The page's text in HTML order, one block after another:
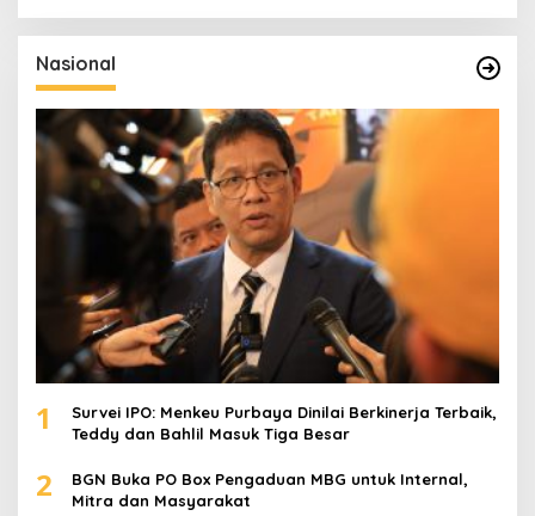
i
u
n
t
k
:
Nasional
1
Survei IPO: Menkeu Purbaya Dinilai Berkinerja Terbaik,
Teddy dan Bahlil Masuk Tiga Besar
2
BGN Buka PO Box Pengaduan MBG untuk Internal,
Mitra dan Masyarakat